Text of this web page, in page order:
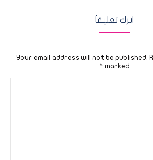
اترك تعليقاً
Your email address will not be published.
marked
*